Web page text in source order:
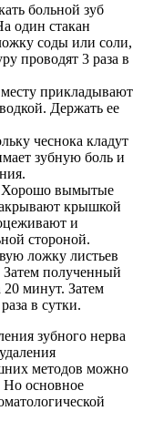
больной зуб
один стакан
соды или соли,
проводят 3 раза в
прикладывают
Держать ее
чеснока кладут
зубную боль и
Хорошо вымытые
крышкой
и
стороной.
ложку листьев
Затем полученный
20 минут. Затем
в сутки.
зубного нерва
методов можно
Но основное